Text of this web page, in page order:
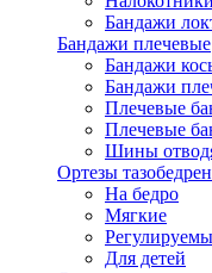
Бандажи
Бандажи плечевые
Бандажи
Бандажи
Плечевые
Плечевые
Шины
Ортезы
На бедро
Мягкие
Для детей